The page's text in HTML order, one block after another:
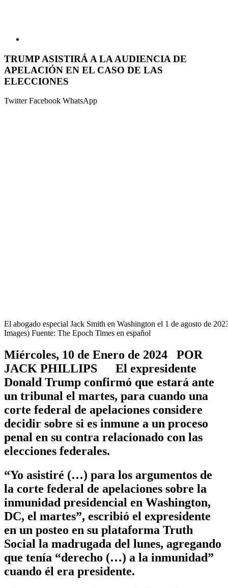
TRUMP ASISTIRÁ A LA AUDIENCIA DE
APELACIÓN EN EL CASO DE LAS
ELECCIONES
TwitterFacebook WhatsApp
El abogado especial Jack Smith en Washington el 1 de agosto de
Images) Fuente: The Epoch Times en español
Miércoles, 10 de Enero de 2024 POR
JACK PHILLIPS El expresidente
Donald Trump confirmó que estará ante
un tribunal el martes, para cuando una
corte federal de apelaciones considere
decidir sobre si es inmune a un proceso
penal en su contra relacionado con las
elecciones federales.
“Yo asistiré (…) para los argumentos de
la corte federal de apelaciones sobre la
inmunidad presidencial en Washington,
DC, el martes”, escribió el expresidente
en un posteo en su plataforma Truth
Social la madrugada del lunes, agregando
que tenía “derecho (…) a la inmunidad”
cuando él era presidente.